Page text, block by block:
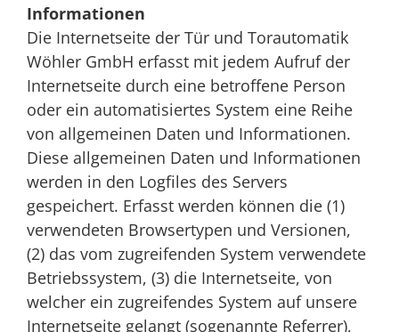
Informationen
Die Internetseite der Tür und Torautomatik
Wöhler GmbH erfasst mit jedem Aufruf der
Internetseite durch eine betroffene Person
oder ein automatisiertes System eine Reihe
von allgemeinen Daten und Informationen.
Diese allgemeinen Daten und Informationen
werden in den Logfiles des Servers
gespeichert. Erfasst werden können die (1)
verwendeten Browsertypen und Versionen,
(2) das vom zugreifenden System verwendete
Betriebssystem, (3) die Internetseite, von
welcher ein zugreifendes System auf unsere
Internetseite gelangt (sogenannte Referrer),